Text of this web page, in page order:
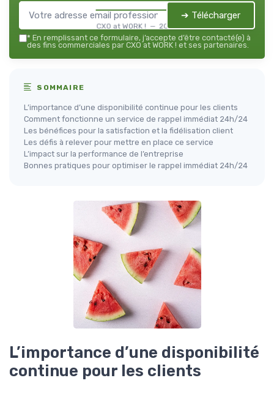
CXO at WORK ! — 2026
➔ Télécharger
* En remplissant ce formulaire, j’accepte d’être contacté(e) à
des fins commerciales par CXO at WORK ! et ses partenaires.
SOMMAIRE
L’importance d’une disponibilité continue pour les clients
Comment fonctionne un service de rappel immédiat 24h/24
Les bénéfices pour la satisfaction et la fidélisation client
Les défis à relever pour mettre en place ce service
L’impact sur la performance de l’entreprise
Bonnes pratiques pour optimiser le rappel immédiat 24h/24
L’importance d’une disponibilité
continue pour les clients